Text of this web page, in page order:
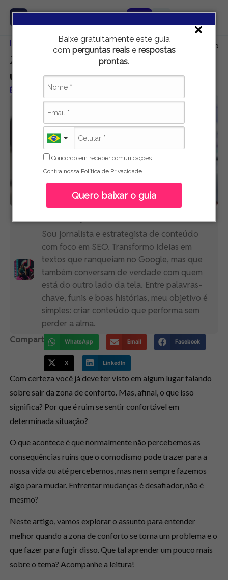
Baixe gratuitamente este guia
com perguntas reaise respostas
prontas.
Concordo em receber comunicações.
Confira nossa Política de Privacidade.
Quero baixar o guia
Início Carreira e Emprego Zona de conforto: o que é e quando
Zona de conforto: o que é e quando ela é
um problema
Publicado em 27 de setembro de 2023
Ariadni Siqueira
Sou jornalista e estrategista de conteúdo
com foco em SEO. Transformo ideias em
textos que ranqueiam no Google, mas que
também conversam de verdade com quem
está do outro lado da tela. Entre palavras-
chave, funis e boas histórias, meu objetivo é
simples: criar conteúdo que performa sem
perder a alma.
Compartilhe: WhatsApp Email Facebook
X LinkedIn
Com certeza você já deve ter visto em algum lugar falando
sobresair da zona de conforto. Mas, afinal, o que isso
significa? Por que é ruim se sentir confortável em
determinada situação?
O que acontece é que normalmente não percebemos as
consequências ruins que o comodismo pode trazer para a
nossa vida ou até percebemos, mas nem sempre fazemos
algo para mudar. Enfrentar mudanças é desafiador, não é
mesmo?
Neste artigo, vamos explorar o assunto para entender
melhor quando a zona de conforto se torna um problema e o
que fazer para fugir disso. Que tal aprender um pouco mais
sobre o tema? Acompanhe a leitura!